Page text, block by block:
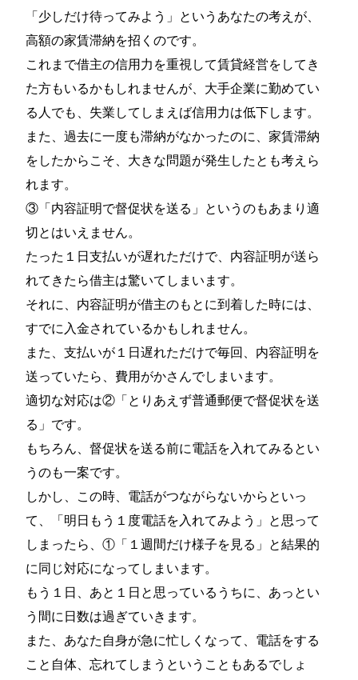
「少しだけ待ってみよう」というあなたの考えが、
高額の家賃滞納を招くのです。
これまで借主の信用力を重視して賃貸経営をしてき
た方もいるかもしれませんが、大手企業に勤めてい
る人でも、失業してしまえば信用力は低下します。
また、過去に一度も滞納がなかったのに、家賃滞納
をしたからこそ、大きな問題が発生したとも考えら
れます。
③「内容証明で督促状を送る」というのもあまり適
切とはいえません。
たった１日支払いが遅れただけで、内容証明が送ら
れてきたら借主は驚いてしまいます。
それに、内容証明が借主のもとに到着した時には、
すでに入金されているかもしれません。
また、支払いが１日遅れただけで毎回、内容証明を
送っていたら、費用がかさんでしまいます。
適切な対応は②「とりあえず普通郵便で督促状を送
る」です。
もちろん、督促状を送る前に電話を入れてみるとい
うのも一案です。
しかし、この時、電話がつながらないからといっ
て、「明日もう１度電話を入れてみよう」と思って
しまったら、①「１週間だけ様子を見る」と結果的
に同じ対応になってしまいます。
もう１日、あと１日と思っているうちに、あっとい
う間に日数は過ぎていきます。
また、あなた自身が急に忙しくなって、電話をする
こと自体、忘れてしまうということもあるでしょ